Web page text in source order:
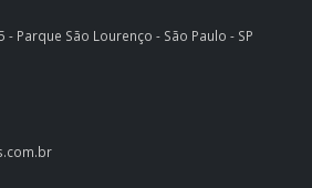
- Parque São Lourenço - São Paulo - SP